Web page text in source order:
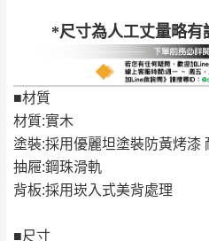
*尺寸為人工丈量略有
■材質
材質:實木
塗裝:採用優麗坦塗裝防黃烤漆
抽屜:鋼珠滑軌
背板:採用崁入式美背處理
■尺寸
基隆
$ 9,000以
NT$500元
＊A108產
苗栗
$ 9,000
＊A108產品
機當天到貨前皆會
天在家等貨，以節省
由於百貨公司配送
發票寄送：
若您選擇三聯式或索取兩
工作天內送達，如遇國定